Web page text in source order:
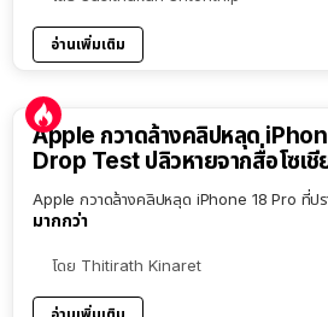
อ่านเพิ่มเติม
Apple กวาดล้างคลิปหลุด
Drop Test ปลิวหายจากสื่อโซเชี
Apple กวาดล้างคลิปหลุด iPhone 18 Pro ที่ป
มากกว่า
โดย Thitirath Kinaret